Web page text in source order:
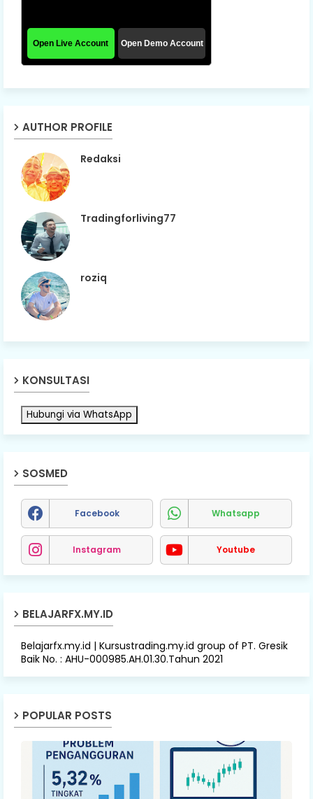
AUTHOR PROFILE
Redaksi
Tradingforliving77
roziq
KONSULTASI
Hubungi via WhatsApp
SOSMED
Facebook Whatsapp
Instagram Youtube
BELAJARFX.MY.ID
Belajarfx.my.id | Kursustrading.my.id group of PT. Gresik
Baik No. : AHU-000985.AH.01.30.Tahun 2021
POPULAR POSTS